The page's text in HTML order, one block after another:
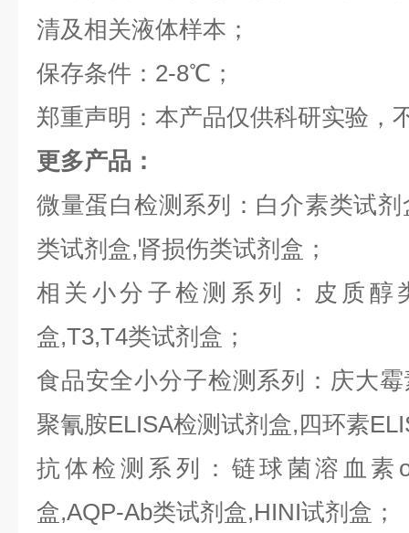
清及相关液体样本；
保存条件：2-8℃；
郑重声明：本产品仅供科研实验，
更多产品：
微量蛋白检测系列：白介素类试
类试剂盒,肾损伤类试剂盒；
相关小分子检测系列：皮质醇
盒,T3,T4类试剂盒；
食品安全小分子检测系列：庆大
聚氰胺ELISA检测试剂盒,四环素
抗体检测系列：链球菌溶血素
盒,AQP-Ab类试剂盒,HINI试剂盒；